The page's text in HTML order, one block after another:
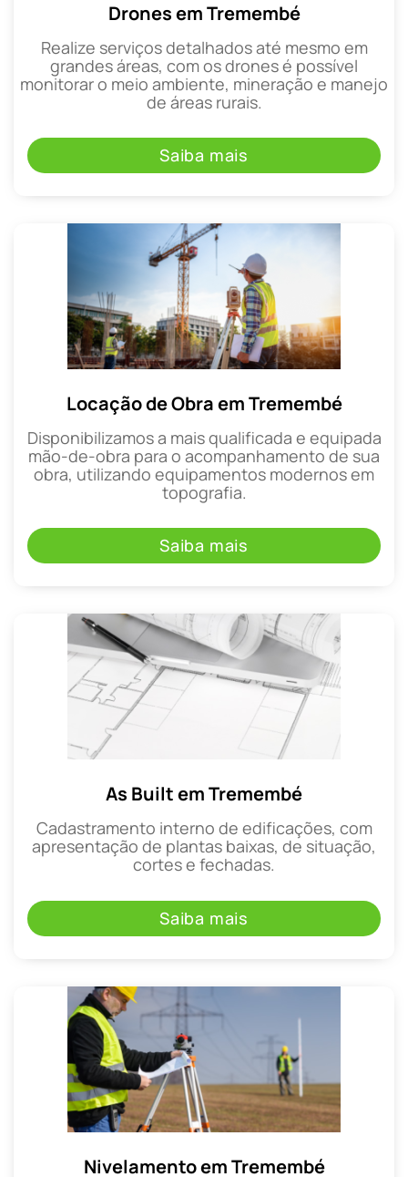
Drones em Tremembé
Realize serviços detalhados até mesmo em
grandes áreas, com os drones é possível
monitorar o meio ambiente, mineração e manejo
de áreas rurais.
Saiba mais
Locação de Obra em Tremembé
Disponibilizamos a mais qualificada e equipada
mão-de-obra para o acompanhamento de sua
obra, utilizando equipamentos modernos em
topografia.
Saiba mais
As Built em Tremembé
Cadastramento interno de edificações, com
apresentação de plantas baixas, de situação,
cortes e fechadas.
Saiba mais
Nivelamento em Tremembé